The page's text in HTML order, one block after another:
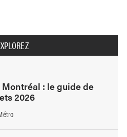
Montréal : le guide de
2026